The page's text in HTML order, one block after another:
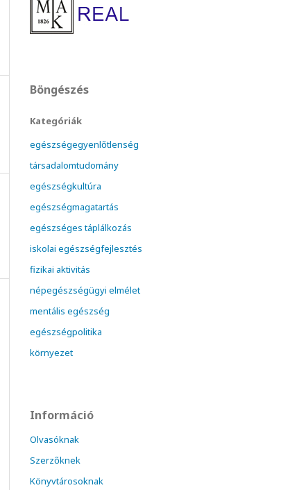
Böngészés
Kategóriák
egészségegyenlőtlenség
társadalomtudomány
egészségkultúra
egészségmagatartás
egészséges táplálkozás
iskolai egészségfejlesztés
fizikai aktivitás
népegészségügyi elmélet
mentális egészség
egészségpolitika
környezet
Információ
Olvasóknak
Szerzőknek
Könyvtárosoknak